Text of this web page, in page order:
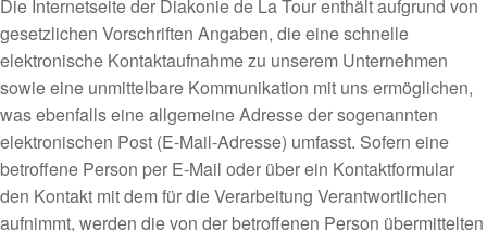
Die Internetseite der Diakonie de La Tour enthält aufgrund von
gesetzlichen Vorschriften Angaben, die eine schnelle
elektronische Kontaktaufnahme zu unserem Unternehmen
sowie eine unmittelbare Kommunikation mit uns ermöglichen,
was ebenfalls eine allgemeine Adresse der sogenannten
elektronischen Post (E-Mail-Adresse) umfasst. Sofern eine
betroffene Person per E-Mail oder über ein Kontaktformular
den Kontakt mit dem für die Verarbeitung Verantwortlichen
aufnimmt, werden die von der betroffenen Person übermittelten